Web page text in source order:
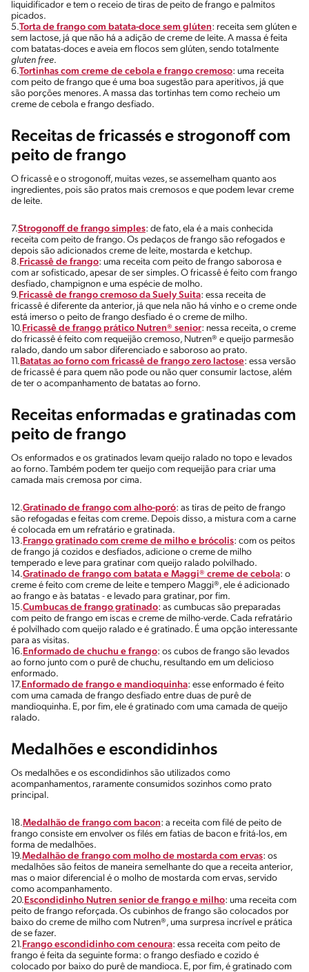
liquidificador e tem o receio de tiras de peito de frango e palmitos
picados.
5.Torta de frango com batata-doce sem glúten: receita sem glúten e
sem lactose, já que não há a adição de creme de leite. A massa é feita
com batatas-doces e aveia em flocos sem glúten, sendo totalmente
gluten free.
6.Tortinhas com creme de cebola e frango cremoso: uma receita
com peito de frango que é uma boa sugestão para aperitivos, já que
são porções menores. A massa das tortinhas tem como recheio um
creme de cebola e frango desfiado.
Receitas de fricassés e strogonoff com
peito de frango
O fricassê e o strogonoff, muitas vezes, se assemelham quanto aos
ingredientes, pois são pratos mais cremosos e que podem levar creme
de leite.
7.Strogonoff de frango simples: de fato, ela é a mais conhecida
receita com peito de frango. Os pedaços de frango são refogados e
depois são adicionados creme de leite, mostarda e ketchup.
8. Fricassê de frango: uma receita com peito de frango saborosa e
com ar sofisticado, apesar de ser simples. O fricassê é feito com frango
desfiado, champignon e uma espécie de molho.
9. Fricassê de frango cremoso da Suely Suita: essa receita de
fricassê é diferente da anterior, já que nela não há vinho e o creme onde
está imerso o peito de frango desfiado é o creme de milho.
10. Fricassê de frango prático Nutren® senior: nessa receita, o creme
do fricassê é feito com requeijão cremoso, Nutren® e queijo parmesão
ralado, dando um sabor diferenciado e saboroso ao prato.
11. Batatas ao forno com fricassê de frango zero lactose: essa versão
de fricassê é para quem não pode ou não quer consumir lactose, além
de ter o acompanhamento de batatas ao forno.
Receitas enformadas e gratinadas com
peito de frango
Os enformados e os gratinados levam queijo ralado no topo e levados
ao forno. Também podem ter queijo com requeijão para criar uma
camada mais cremosa por cima.
12.Gratinado de frango com alho-poró: as tiras de peito de frango
são refogadas e feitas com creme. Depois disso, a mistura com a carne
é colocada em um refratário e gratinada.
13. Frango gratinado com creme de milho e brócolis: com os peitos
de frango já cozidos e desfiados, adicione o creme de milho
temperado e leve para gratinar com queijo ralado polvilhado.
14.Gratinado de frango com batata e Maggi® creme de cebola: o
creme é feito com creme de leite e tempero Maggi®, ele é adicionado
ao frango e às batatas - e levado para gratinar, por fim.
15.Cumbucas de frango gratinado: as cumbucas são preparadas
com peito de frango em iscas e creme de milho-verde. Cada refratário
é polvilhado com queijo ralado e é gratinado. É uma opção interessante
para as visitas.
16. Enformado de chuchu e frango: os cubos de frango são levados
ao forno junto com o purê de chuchu, resultando em um delicioso
enformado.
17. Enformado de frango e mandioquinha: esse enformado é feito
com uma camada de frango desfiado entre duas de purê de
mandioquinha. E, por fim, ele é gratinado com uma camada de queijo
ralado.
Medalhões e escondidinhos
Os medalhões e os escondidinhos são utilizados como
acompanhamentos, raramente consumidos sozinhos como prato
principal.
18.Medalhão de frango com bacon: a receita com filé de peito de
frango consiste em envolver os filés em fatias de bacon e fritá-los, em
forma de medalhões.
19.Medalhão de frango com molho de mostarda com ervas: os
medalhões são feitos de maneira semelhante do que a receita anterior,
mas o maior diferencial é o molho de mostarda com ervas, servido
como acompanhamento.
20. Escondidinho Nutren senior de frango e milho: uma receita com
peito de frango reforçada. Os cubinhos de frango são colocados por
baixo do creme de milho com Nutren®, uma surpresa incrível e prática
de se fazer.
21. Frango escondidinho com cenoura: essa receita com peito de
frango é feita da seguinte forma: o frango desfiado e cozido é
colocado por baixo do purê de mandioca. E, por fim, é gratinado com